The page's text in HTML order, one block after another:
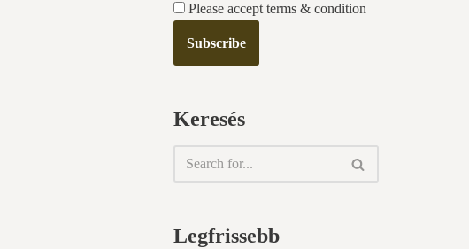
Please accept terms & condition
Keresés
Legfrissebb